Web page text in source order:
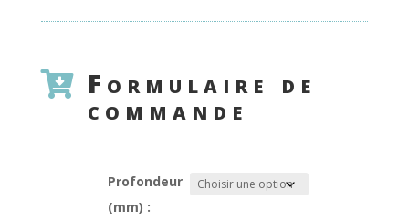
 Formulaire de
commande
Profondeur
(mm) :